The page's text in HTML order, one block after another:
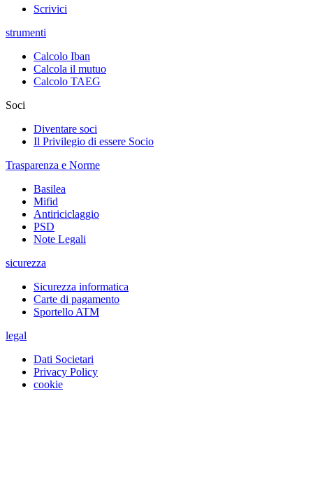
Scrivici
strumenti
Calcolo Iban
Calcola il mutuo
Calcolo TAEG
Soci
Diventare soci
Il Privilegio di essere Socio
Trasparenza e Norme
Basilea
Mifid
Antiriciclaggio
PSD
Note Legali
sicurezza
Sicurezza informatica
Carte di pagamento
Sportello ATM
legal
Dati Societari
Privacy Policy
cookie